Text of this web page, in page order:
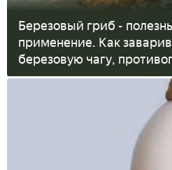
Березовый гриб -
применение. Как
березовую чагу,